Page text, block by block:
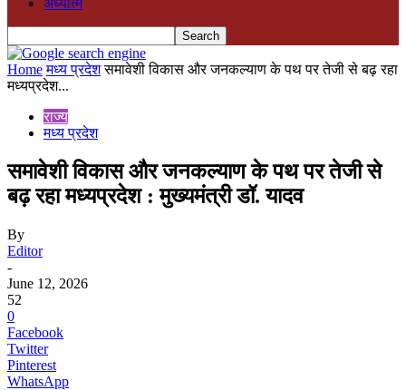
अध्यात्म
Home मध्य प्रदेश समावेशी विकास और जनकल्याण के पथ पर तेजी से बढ़ रहा
मध्यप्रदेश...
राज्य
मध्य प्रदेश
समावेशी विकास और जनकल्याण के पथ पर तेजी से
बढ़ रहा मध्यप्रदेश : मुख्यमंत्री डॉ. यादव
By
Editor
-
June 12, 2026
52
0
Facebook
Twitter
Pinterest
WhatsApp